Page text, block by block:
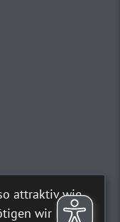
attraktiv wie
wir Ihre